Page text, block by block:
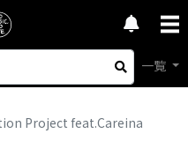
一覧
Project feat.Careina